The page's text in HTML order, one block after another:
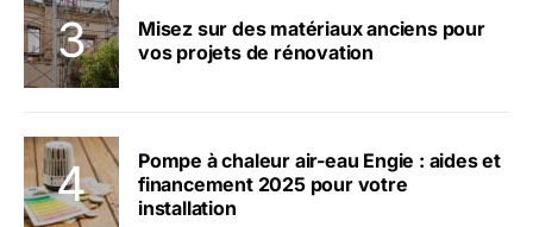
Misez sur des matériaux anciens pour
vos projets de rénovation
Pompe à chaleur air-eau Engie : aides et
financement 2025 pour votre
installation